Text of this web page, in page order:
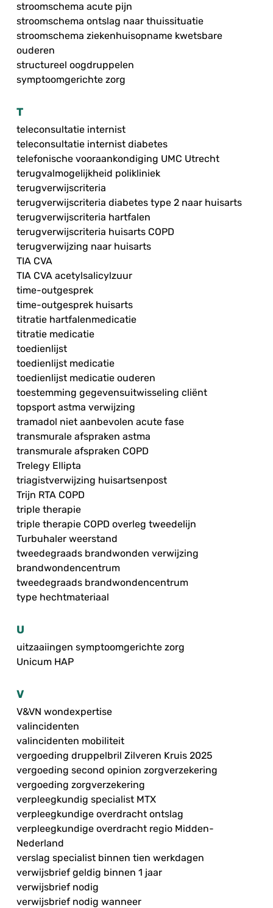
stroomschema acute pijn
stroomschema ontslag naar thuissituatie
stroomschema ziekenhuisopname kwetsbare
ouderen
structureel oogdruppelen
symptoomgerichte zorg
T
teleconsultatie internist
teleconsultatie internist diabetes
telefonische vooraankondiging UMC Utrecht
terugvalmogelijkheid polikliniek
terugverwijscriteria
terugverwijscriteria diabetes type 2 naar huisarts
terugverwijscriteria hartfalen
terugverwijscriteria huisarts COPD
terugverwijzing naar huisarts
TIA CVA
TIA CVA acetylsalicylzuur
time-outgesprek
time-outgesprek huisarts
titratie hartfalenmedicatie
titratie medicatie
toedienlijst
toedienlijst medicatie
toedienlijst medicatie ouderen
toestemming gegevensuitwisseling cliënt
topsport astma verwijzing
tramadol niet aanbevolen acute fase
transmurale afspraken astma
transmurale afspraken COPD
Trelegy Ellipta
triagistverwijzing huisartsenpost
Trijn RTA COPD
triple therapie
triple therapie COPD overleg tweedelijn
Turbuhaler weerstand
tweedegraads brandwonden verwijzing
brandwondencentrum
tweedegraads brandwondencentrum
type hechtmateriaal
U
uitzaaiingen symptoomgerichte zorg
Unicum HAP
V
V&VN wondexpertise
valincidenten
valincidenten mobiliteit
vergoeding druppelbril Zilveren Kruis 2025
vergoeding second opinion zorgverzekering
vergoeding zorgverzekering
verpleegkundig specialist MTX
verpleegkundige overdracht ontslag
verpleegkundige overdracht regio Midden-
Nederland
verslag specialist binnen tien werkdagen
verwijsbrief geldig binnen 1 jaar
verwijsbrief nodig
verwijsbrief nodig wanneer